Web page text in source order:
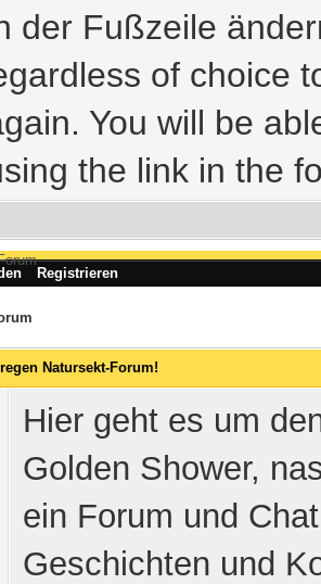
der Fußzeile
of choice
You will be
the link in the
Registrieren
Natursekt-Forum!
Hier geht es um
Golden Shower,
ein Forum und
Geschichten und